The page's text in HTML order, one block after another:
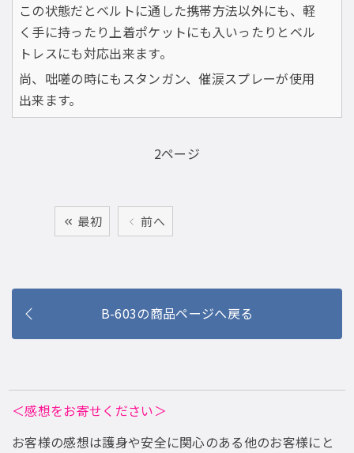
この状態だとベルトに通した携帯方法以外にも、軽
く手に持ったり上着ポケットにも入いったりとベル
トレスにも対応出来ます。
尚、咄嗟の時にもスタンガン、催涙スプレーが使用
出来ます。
2ページ
最初 前へ
B-603の商品ページへ戻る
＜感想をお寄せください＞
お客様の感想は護身や安全に関心のある他のお客様にと